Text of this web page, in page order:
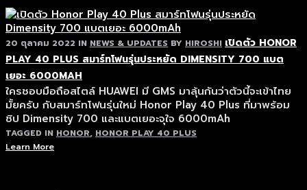
20 ตุลาคม 2022 IN NEWS & UPDATES BY HIROSHI เปิดตัว HONOR
PLAY 40 PLUS สมาร์ทโฟนรุ่นประหยัด DIMENSITY 700 แบต
เยอะ 6000MAH
ใครชอบมือถือสไตล์ HUAWEI มี GMS มาลุ้นกันว่าตัวนี้จะเข้าไทย
มั้ยครับ กับสมาร์ทโฟนรุ่นใหม่ Honor Play 40 Plus ที่มาพร้อม
ชิป Dimensity 700 และแบตเยอะจุใจ 6000mAh
TAGGED IN HONOR, HONOR PLAY 40 PLUS
Learn More